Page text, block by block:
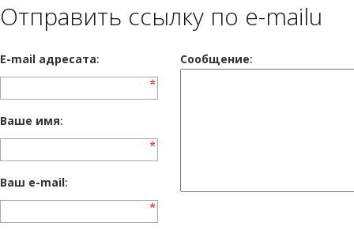
Отправить ссылку по e-mailu
E-mail адресата: Сообщение:
Ваше имя:
Ваш e-mail: